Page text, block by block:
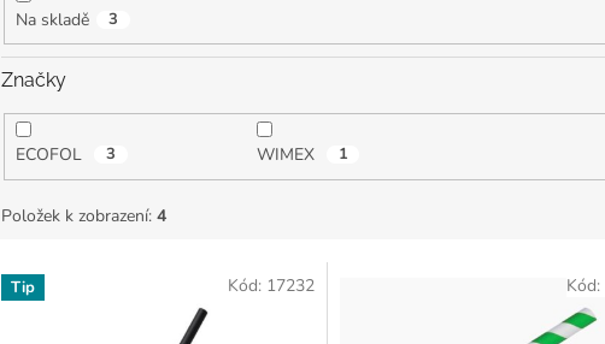
Na skladě 3
Značky
ECOFOL 3 WIMEX 1
Položek k zobrazení: 4
V Tip Kód: 17232 Kód: